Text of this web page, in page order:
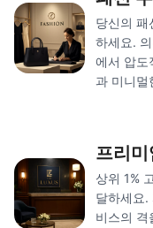
당신의 패
하세요.
에서 압도
과 미니멀
프리
상위 1%
달하세요.
비스의 격